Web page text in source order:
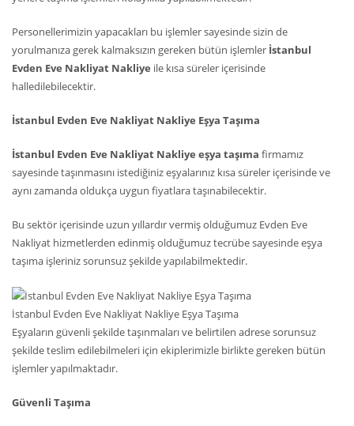
Personellerimizin yapacakları bu işlemler sayesinde sizin de
yorulmanıza gerek kalmaksızın gereken bütün işlemler İstanbul
Evden Eve Nakliyat Nakliye ile kısa süreler içerisinde
halledilebilecektir.
İstanbul Evden Eve Nakliyat Nakliye Eşya Taşıma
İstanbul Evden Eve Nakliyat Nakliye eşya taşıma firmamız
sayesinde taşınmasını istediğiniz eşyalarınız kısa süreler içerisinde ve
aynı zamanda oldukça uygun fiyatlara taşınabilecektir.
Bu sektör içerisinde uzun yıllardır vermiş olduğumuz Evden Eve
Nakliyat hizmetlerden edinmiş olduğumuz tecrübe sayesinde eşya
taşıma işleriniz sorunsuz şekilde yapılabilmektedir.
İstanbul Evden Eve Nakliyat Nakliye Eşya Taşıma
Eşyaların güvenli şekilde taşınmaları ve belirtilen adrese sorunsuz
şekilde teslim edilebilmeleri için ekiplerimizle birlikte gereken bütün
işlemler yapılmaktadır.
Güvenli Taşıma